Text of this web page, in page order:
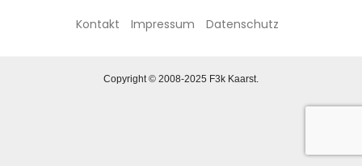
Kontakt Impressum Datenschutz
Copyright © 2008-2025 F3k Kaarst.